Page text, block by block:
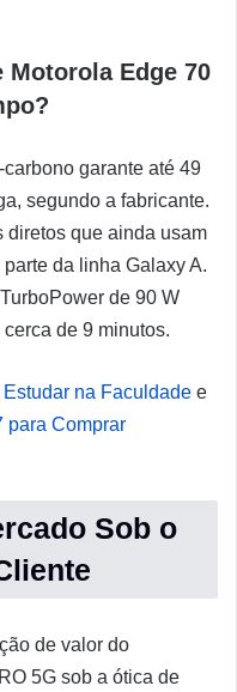
Motorola Edge 70
garante até 49
segundo a fabricante.
diretos que ainda usam
da linha Galaxy A.
de 90 W
de 9 minutos.
na Faculdade e
para Comprar
Sob o
de valor do
5G sob a ótica de